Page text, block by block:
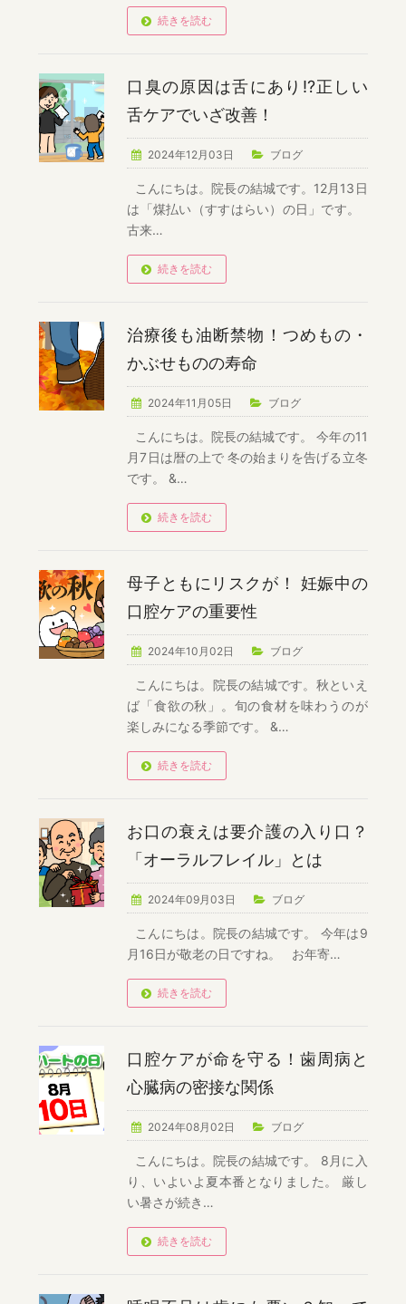
続きを読む
口臭の原因は舌にあり!?正しい
舌ケアでいざ改善！
2024年12月03日 ブログ
こんにちは。院長の結城です。12月13日
は「煤払い（すすはらい）の日」です。
古来…
続きを読む
治療後も油断禁物！つめもの・
かぶせものの寿命
2024年11月05日 ブログ
こんにちは。院長の結城です。 今年の11
月7日は暦の上で 冬の始まりを告げる立冬
です。 &…
続きを読む
母子ともにリスクが！ 妊娠中の
口腔ケアの重要性
2024年10月02日 ブログ
こんにちは。院長の結城です。秋といえ
ば「食欲の秋」。旬の食材を味わうのが
楽しみになる季節です。 &…
続きを読む
お口の衰えは要介護の入り口？
「オーラルフレイル」とは
2024年09月03日 ブログ
こんにちは。院長の結城です。 今年は9
月16日が敬老の日ですね。 お年寄…
続きを読む
口腔ケアが命を守る！歯周病と
心臓病の密接な関係
2024年08月02日 ブログ
こんにちは。院長の結城です。 8月に入
り、いよいよ夏本番となりました。 厳し
い暑さが続き…
続きを読む